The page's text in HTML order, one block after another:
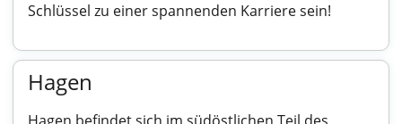
Schlüssel zu einer spannenden Karriere sein!
Hagen